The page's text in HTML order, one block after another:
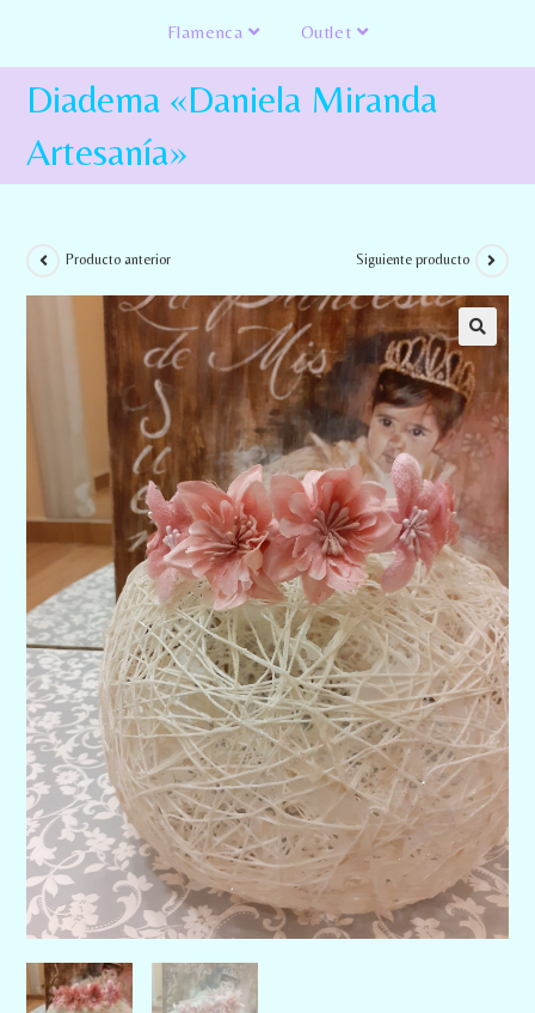
Flamenca Outlet
Diadema «Daniela Miranda
Artesanía»
Producto anterior Siguiente producto